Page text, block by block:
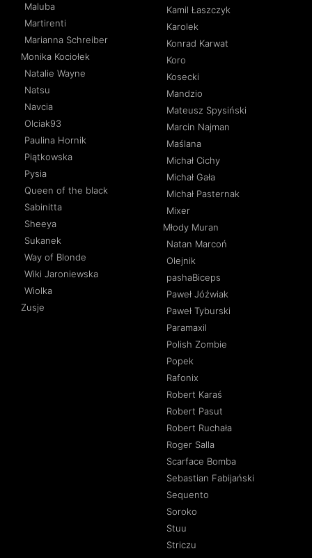
Maluba
Martirenti
Marianna Schreiber
Monika Kociołek
Natalie Wayne
Natsu
Navcia
Olciak93
Paulina Hornik
Piątkowska
Pysia
Queen of the black
Sabinitta
Sheeya
Sukanek
Way of Blonde
Wiki Jaroniewska
Wiolka
Zusje
Kamil Łaszczyk
Karolek
Konrad Karwat
Koro
Kosecki
Mandzio
Mateusz Spysiński
Marcin Najman
Maślana
Michał Cichy
Michał Gała
Michał Pasternak
Mixer
Młody Muran
Natan Marcoń
Olejnik
pashaBiceps
Paweł Jóźwiak
Paweł Tyburski
Paramaxil
Polish Zombie
Popek
Rafonix
Robert Karaś
Robert Pasut
Robert Ruchała
Roger Salla
Scarface Bomba
Sebastian Fabijański
Sequento
Soroko
Stuu
Striczu